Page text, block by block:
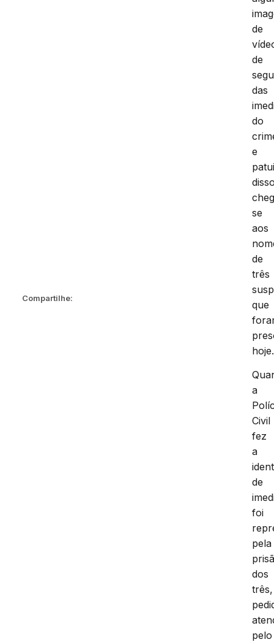
Compartilhe:
de
de
das
do
e
se
aos
de
três
que
hoje.
a
Civil
fez
a
de
foi
pela
dos
três,
pelo